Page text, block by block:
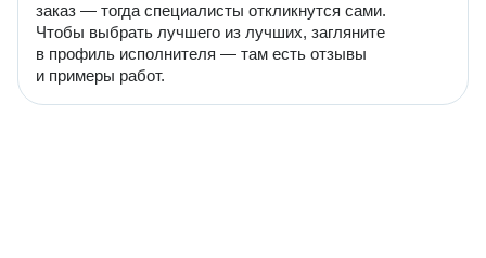
заказ — тогда специалисты откликнутся сами.
Чтобы выбрать лучшего из лучших, загляните
в профиль исполнителя — там есть отзывы
и примеры работ.